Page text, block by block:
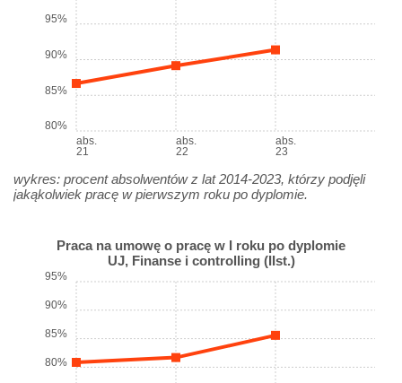
abs.
21
abs.
22
abs.
23
80%
85%
90%
95%
wykres: procent absolwentów z lat 2014-2023, którzy podjęli
jakąkolwiek pracę w pierwszym roku po dyplomie.
Praca na umowę o pracę w I roku po dyplomie
UJ, Finanse i controlling (IIst.)
80%
85%
90%
95%